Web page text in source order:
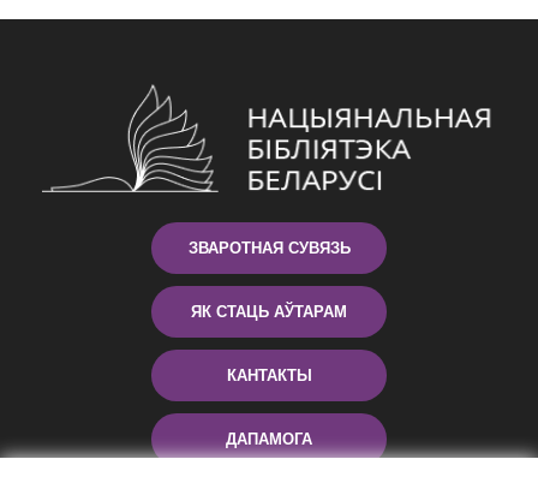
ЗВАРОТНАЯ СУВЯЗЬ
ЯК СТАЦЬ АЎТАРАМ
КАНТАКТЫ
ДАПАМОГА